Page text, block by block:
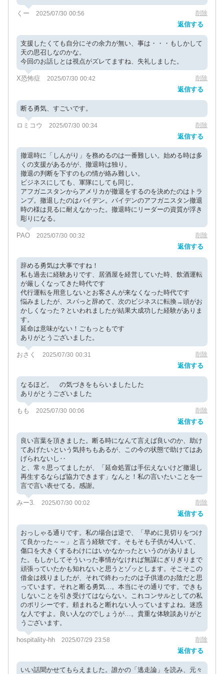
くー 2025/07/30 00:56 削除
返信する
支援したくても自分にその余力が無い、事は・・・もしかして
天の思召しなのかな。
今回のお話しとは視点がズレてますね、失礼しました。
X恐怖症 2025/07/30 00:42 削除
返信する
断る勇気、すごいです。
ロミコウ 2025/07/30 00:34 削除
返信する
撤退時に「しんがり」を務めるのは一番難しい。始める時は多
くの支援があるがが、撤退時は独り。
撤退の判断を下すのもの情が絡み難しい。
ビジネスにしても、軍隊にしても同じ。
アフガニスタンからアメリカが撤退をするのを決めたのはトラ
ンプ。撤退したのはバイデン。バイデンのアフガニスタン撤退
時の様は見るに耐えなかった。撤退時にリーダーの資質が浮き
彫りになる。
PAO 2025/07/30 00:32 削除
返信する
辞める勇気は大事ですね！
私も過去に経験ありです、居酒屋を経営していた時、飲酒運転
が厳しくなってきた時代です
代行運転を用意しないとお客さんが来なくなった時代です
悩みましたが、スパっと辞めて、次のビジネスに転換→頭がお
かしくなった？といわれましたが結果大成功した経験がありま
す。
延命は意味がない！ごもっともです
ありがとうございました。
おさく 2025/07/30 00:31 削除
返信する
なるほど。 の気づきをもらいましたした
ありがとうございました
もも 2025/07/30 00:06 削除
返信する
良い言葉を頂きました。断る時になんて言えば良いのか、助け
てあげたいという気持ちもあるが、この今の状態で助けてはあ
げられないし‥
と、常々思ってましたが、「延命処置は手伝えないけど撤退し
再生するならば協力できます」なんと！私の言いたいことを一
言で言い表せてる。感謝。
みー3. 2025/07/30 00:02 削除
返信する
おっしゃる通りです。私の場合は逆で、「早めに見切りをつけ
て良かった～～」と言う経験です。そもそも子供が4人いて、
傷口を大きくするわけにはいかなかったというのがありまし
た。もしかしてそういった事情がなければ無謀にぎりぎりまで
頑張っていたかも知れないと思うとゾッとします。そこそこの
借金は残りましたが、それで終わったのは子供達のお陰だと思
っています。それと断る勇気…。本当にその通りです。できも
しないことを引き受けてはならない。これコンサルとしての私
のポリシーです。頼まれると断れない人っていますよね。迷惑
な人ですよ。良い人なのでしょうが…。貴重な体験談ありがと
うございます。
hospitality-hh 2025/07/29 23:58 削除
返信する
いい話聞かせてもらえました。誰かの「逃走論」を読み、元々